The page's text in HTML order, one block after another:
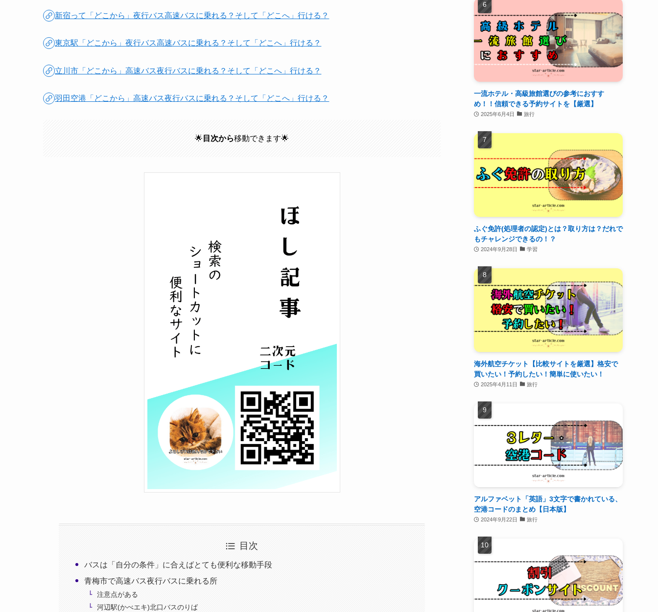
新宿って「どこから」夜行バス高速バスに乗れる？そして「どこへ」行ける？
東京駅「どこから」夜行バス高速バスに乗れる？そして「どこへ」行ける？
立川市「どこから」高速バス夜行バスに乗れる？そして「どこへ」行ける？
羽田空港「どこから」高速バス夜行バスに乗れる？そして「どこへ」行ける？
🌟 目次から移動できます🌟
目次
バスは「自分の条件」に合えばとても便利な移動手段
青梅市で高速バス夜行バスに乗れる所
注意点がある
河辺駅(かべエキ)北口バスのりば
一流ホテル・高級旅館選びの参考におすす
め！！信頼できる予約サイトを【厳選】
2025年6月4日 旅行
ふぐ免許(処理者の認定)とは？取り方は？だれで
もチャレンジできるの！？
2024年9月28日 学習
海外航空チケット【比較サイトを厳選】格安で
買いたい！予約したい！簡単に使いたい！
2025年4月11日 旅行
アルファベット「英語」3文字で書かれている、
空港コードのまとめ【日本版】
2024年9月22日 旅行